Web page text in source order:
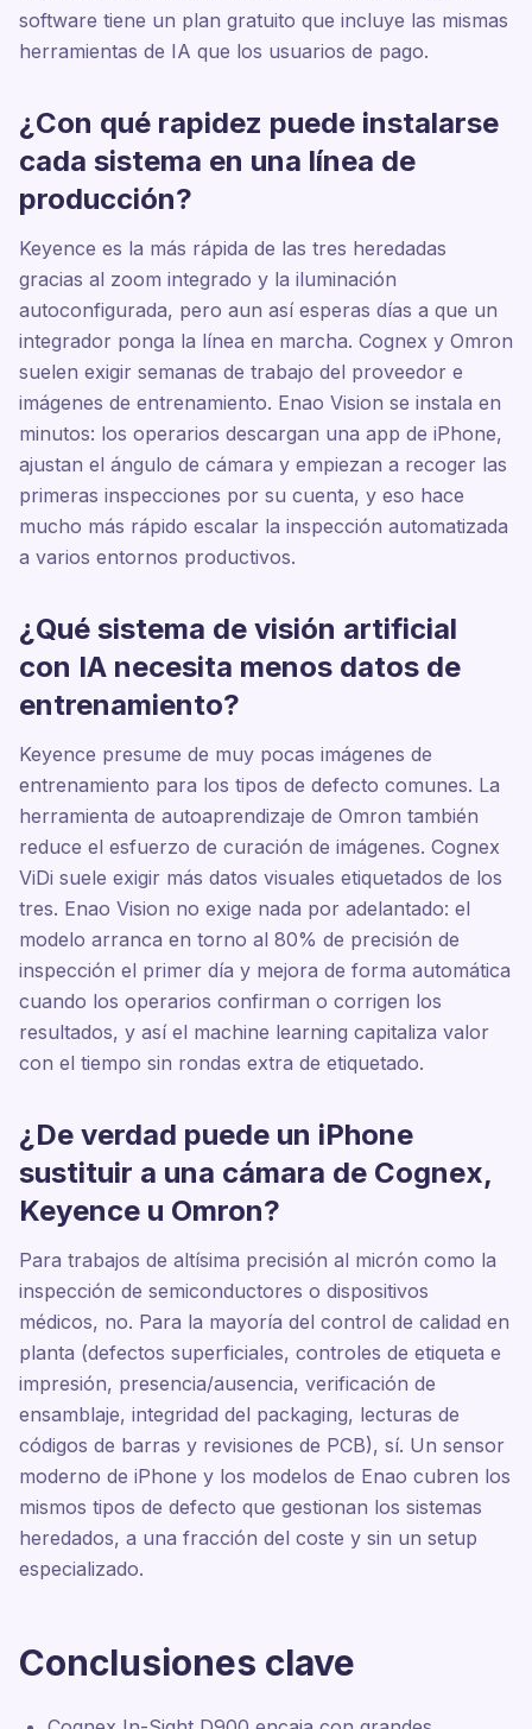
software tiene un plan gratuito que incluye las mismas
herramientas de IA que los usuarios de pago.
¿Con qué rapidez puede instalarse
cada sistema en una línea de
producción?
Keyence es la más rápida de las tres heredadas
gracias al zoom integrado y la iluminación
autoconfigurada, pero aun así esperas días a que un
integrador ponga la línea en marcha. Cognex y Omron
suelen exigir semanas de trabajo del proveedor e
imágenes de entrenamiento. Enao Vision se instala en
minutos: los operarios descargan una app de iPhone,
ajustan el ángulo de cámara y empiezan a recoger las
primeras inspecciones por su cuenta, y eso hace
mucho más rápido escalar la inspección automatizada
a varios entornos productivos.
¿Qué sistema de visión artificial
con IA necesita menos datos de
entrenamiento?
Keyence presume de muy pocas imágenes de
entrenamiento para los tipos de defecto comunes. La
herramienta de autoaprendizaje de Omron también
reduce el esfuerzo de curación de imágenes. Cognex
ViDi suele exigir más datos visuales etiquetados de los
tres. Enao Vision no exige nada por adelantado: el
modelo arranca en torno al 80% de precisión de
inspección el primer día y mejora de forma automática
cuando los operarios confirman o corrigen los
resultados, y así el machine learning capitaliza valor
con el tiempo sin rondas extra de etiquetado.
¿De verdad puede un iPhone
sustituir a una cámara de Cognex,
Keyence u Omron?
Para trabajos de altísima precisión al micrón como la
inspección de semiconductores o dispositivos
médicos, no. Para la mayoría del control de calidad en
planta (defectos superficiales, controles de etiqueta e
impresión, presencia/ausencia, verificación de
ensamblaje, integridad del packaging, lecturas de
códigos de barras y revisiones de PCB), sí. Un sensor
moderno de iPhone y los modelos de Enao cubren los
mismos tipos de defecto que gestionan los sistemas
heredados, a una fracción del coste y sin un setup
especializado.
Conclusiones clave